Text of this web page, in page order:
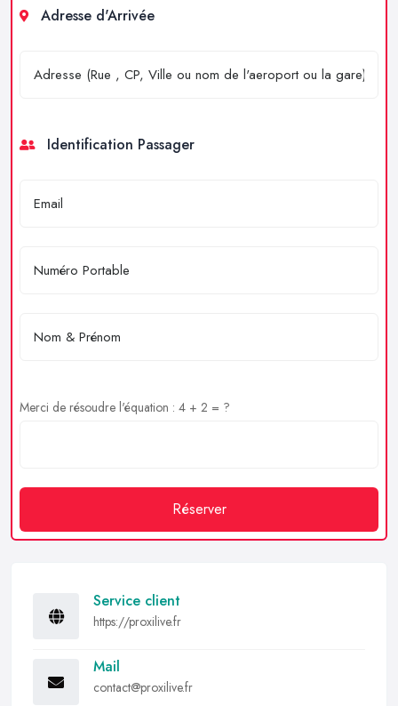
Adresse d'Arrivée
Identification Passager
Merci de résoudre l'équation : 4 + 2 = ?
Réserver
Service client
https://proxilive.fr
Mail
contact@proxilive.fr